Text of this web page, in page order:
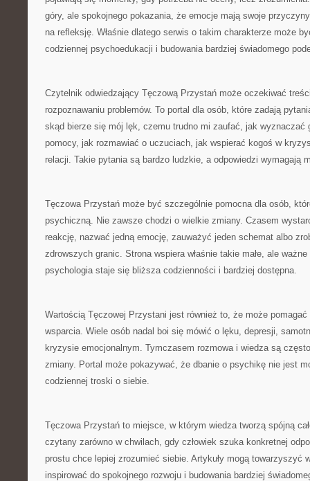
góry, ale spokojnego pokazania, że emocje mają swoje
na refleksję. Właśnie dlatego serwis o takim charakterze może
codziennej psychoedukacji i budowania bardziej świadomego
Czytelnik odwiedzający Tęczową Przystań może oczekiwać
rozpoznawaniu problemów. To portal dla osób, które zadają
skąd bierze się mój lęk, czemu trudno mi zaufać, jak wyznaczać
pomocy, jak rozmawiać o uczuciach, jak wspierać kogoś w
relacji. Takie pytania są bardzo ludzkie, a odpowiedzi wymagają
Tęczowa Przystań może być szczególnie pomocna dla osób,
psychiczną. Nie zawsze chodzi o wielkie zmiany. Czasem
reakcję, nazwać jedną emocję, zauważyć jeden schemat albo
zdrowszych granic. Strona wspiera właśnie takie małe, ale
psychologia staje się bliższa codzienności i bardziej dostępna.
Wartością Tęczowej Przystani jest również to, że może
wsparcia. Wiele osób nadal boi się mówić o lęku, depresji,
kryzysie emocjonalnym. Tymczasem rozmowa i wiedza są
zmiany. Portal może pokazywać, że dbanie o psychikę nie jest
codziennej troski o siebie.
Tęczowa Przystań to miejsce, w którym wiedza tworzą spójną
czytany zarówno w chwilach, gdy człowiek szuka konkretnej
prostu chce lepiej zrozumieć siebie. Artykuły mogą towarzyszyć
inspirować do spokojnego rozwoju i budowania bardziej